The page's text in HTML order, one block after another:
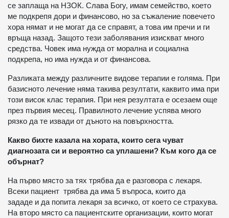
се заплаща на НЗОК. Слава Богу, имам семейство, което
ме подкрепя дори и финансово, но за съжаление повечето
хора нямат и не могат да се справят, а това им пречи и ги
връща назад. Защото тези заболявания изискват много
средства. Човек има нужда от морална и социална
подкрепа, но има нужда и от финансова.
Разликата между различните видове терапии е голяма. При
базисното лечение няма такива резултати, каквито има при
този висок клас терапия. При нея резултата е осезаем още
през първия месец. Правилното лечение успява много
рязко да те извади от дъното на повърхността.
Какво бихте казала на хората, които сега чуват
диагнозата си и вероятно са уплашени? Към кого да се
обърнат?
На първо място за тях трябва да е разговора с лекаря.
Всеки пациент трябва да има 5 въпроса, които да
зададе и да попита лекаря за всичко, от което се страхува.
На второ място са пациентските организации, които могат